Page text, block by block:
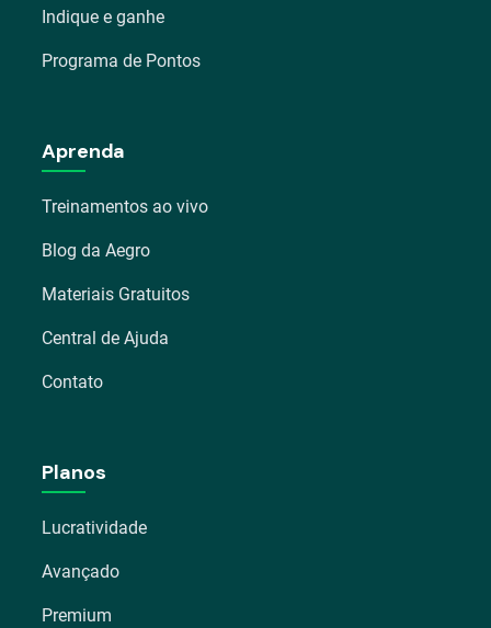
Indique e ganhe
Programa de Pontos
Aprenda
Treinamentos ao vivo
Blog da Aegro
Materiais Gratuitos
Central de Ajuda
Contato
Planos
Lucratividade
Avançado
Premium